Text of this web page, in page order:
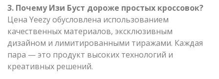
3. Почему Изи Буст дороже простых кроссовок?
Цена Yeezy обусловлена использованием
качественных материалов, эксклюзивным
дизайном и лимитированными тиражами. Каждая
пара — это продукт высоких технологий и
креативных решений.